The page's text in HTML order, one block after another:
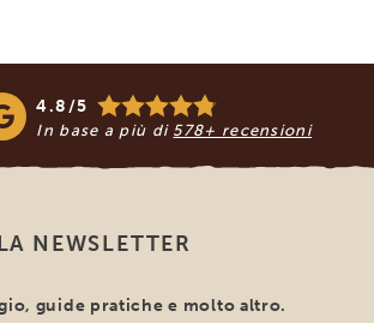
4.8/5
In base a più di 578+ recensioni
NEWSLETTER
guide pratiche e molto altro.